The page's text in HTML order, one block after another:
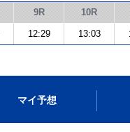
9R 10R
12:29 13:03
マイ予想